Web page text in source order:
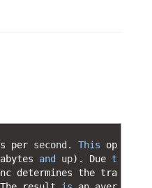
per second . This
op
and up) . Due t
determines the tra